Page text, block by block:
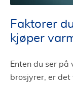
Faktorer
kjøper
Enten du ser
brosjyrer, er det